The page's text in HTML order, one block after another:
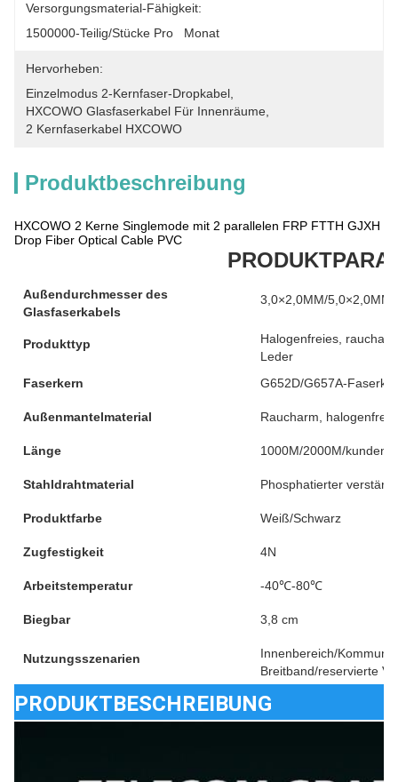
Versorgungsmaterial-Fähigkeit:
1500000-Teilig/Stücke Pro   Monat
Hervorheben:
Einzelmodus 2-Kernfaser-Dropkabel
HXCOWO Glasfaserkabel Für Innenräume
2 Kernfaserkabel HXCOWO
Produktbeschreibung
HXCOWO 2 Kerne Singlemode mit 2 parallelen FRP FTTH GJXH
Drop Fiber Optical Cable PVC
Außendurchmesser des
Glasfaserkabels
3,0×2,0MM/5,0×2,0MM
Produkttyp
Halogenfreies,
Leder
Faserkern
G652D/G657A-
Außenmantelmaterial Raucharm, halogenfrei
Länge 1000M/2000M/
Stahldrahtmaterial Phosphatierter
Produktfarbe Weiß/Schwarz
Zugfestigkeit 4N
Arbeitstemperatur -40℃-80℃
Biegbar 3,8 cm
Nutzungsszenarien
Innenbereich/
Breitband/reservierte
PRODUKTBESCHREIBUNG